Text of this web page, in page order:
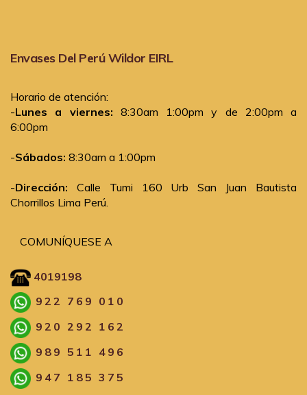
Envases Del Perú Wildor EIRL
Horario de atención:
-Lunes a viernes: 8:30am 1:00pm y de 2:00pm a
6:00pm
-Sábados: 8:30am a 1:00pm
-Dirección: Calle Tumi 160 Urb San Juan Bautista
Chorrillos Lima Perú.
COMUNÍQUESE A
4019198
922 769 010
920 292 162
989 511 496
947 185 375